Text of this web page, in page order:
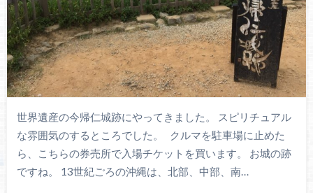
世界遺産の今帰仁城跡にやってきました。 スピリチュアル
な雰囲気のするところでした。 クルマを駐車場に止めた
ら、こちらの券売所で入場チケットを買います。 お城の跡
ですね。 13世紀ごろの沖縄は、北部、中部、南…